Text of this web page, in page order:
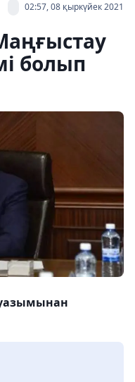
02:57, 08 қыркүйек 2021
болып